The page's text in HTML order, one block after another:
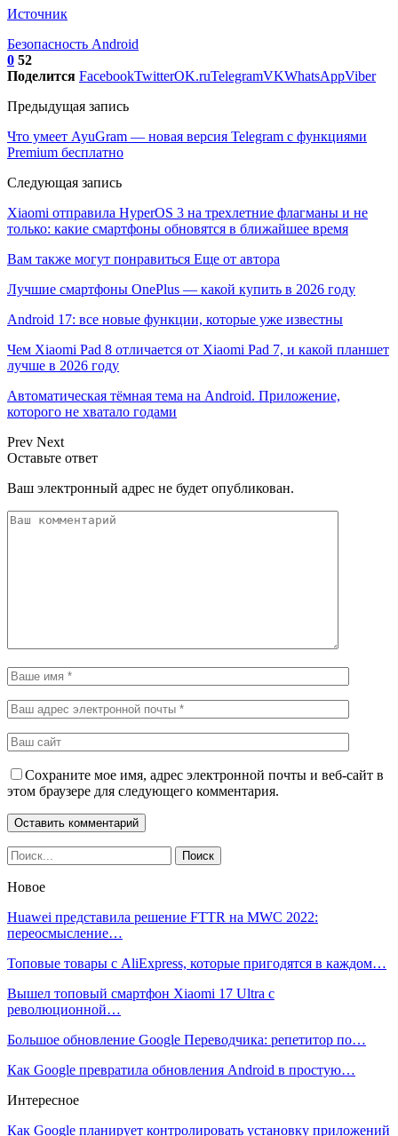
Источник
Безопасность Android
0 52
Поделится FacebookTwitterOK.ruTelegramVKWhatsAppViber
Предыдущая запись
Что умеет AyuGram — новая версия Telegram с функциями
Premium бесплатно
Следующая запись
Xiaomi отправила HyperOS 3 на трехлетние флагманы и не
только: какие смартфоны обновятся в ближайшее время
Вам также могут понравиться Еще от автора
Лучшие смартфоны OnePlus — какой купить в 2026 году
Android 17: все новые функции, которые уже известны
Чем Xiaomi Pad 8 отличается от Xiaomi Pad 7, и какой планшет
лучше в 2026 году
Автоматическая тёмная тема на Android. Приложение,
которого не хватало годами
Prev Next
Оставьте ответ
Ваш электронный адрес не будет опубликован.
Сохраните мое имя, адрес электронной почты и веб-сайт в
этом браузере для следующего комментария.
Новое
Huawei представила решение FTTR на MWC 2022:
переосмысление…
Топовые товары с AliExpress, которые пригодятся в каждом…
Вышел топовый смартфон Xiaomi 17 Ultra с
революционной…
Большое обновление Google Переводчика: репетитор по…
Как Google превратила обновления Android в простую…
Интересное
Как Google планирует контролировать установку приложений